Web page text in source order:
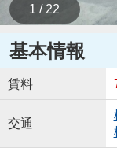
1 / 22
基本情報
賃料
交通